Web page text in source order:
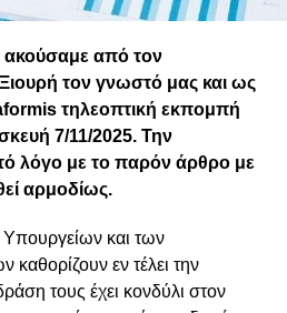
ακούσαμε από τον
τον γνωστό μας και ως
τηλεοπτική εκπομπή
7/11/2025. Την
λόγο με το παρόν άρθρο με
αρμοδίως.
και των
καθορίζουν εν τέλει την
τους έχει κονδύλι στον